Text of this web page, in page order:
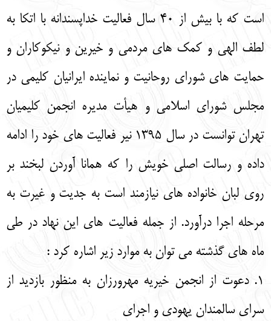
است که با بیش از 40 سال فعالیت خداپسندانه با اتکا به
لطف الهی و کمک‌ های مردمی و خیرین و نیکوکاران و
حمایت‌ های شورای روحانیت و نماینده ایرانیان کلیمی در
مجلس شورای اسلامی و هیأت مدیره انجمن کلیمیان
تهران توانست در سال 1395 نیر فعالیت‌ های خود را ادامه
داده و رسالت اصلی خویش را که همانا آوردن لبخند بر
روی لبان خانواده‌ های نیازمند است به جدیت و غیرت به
مرحله اجرا درآورد. از جمله فعالیت‌ های این نهاد در طی
ماه‌ های گذشته می‌ توان به موارد زیر اشاره کرد :
1. دعوت از انجمن خیریه مهرورزان به منظور بازدید از
سرای سالمندان یهودی و اجرای